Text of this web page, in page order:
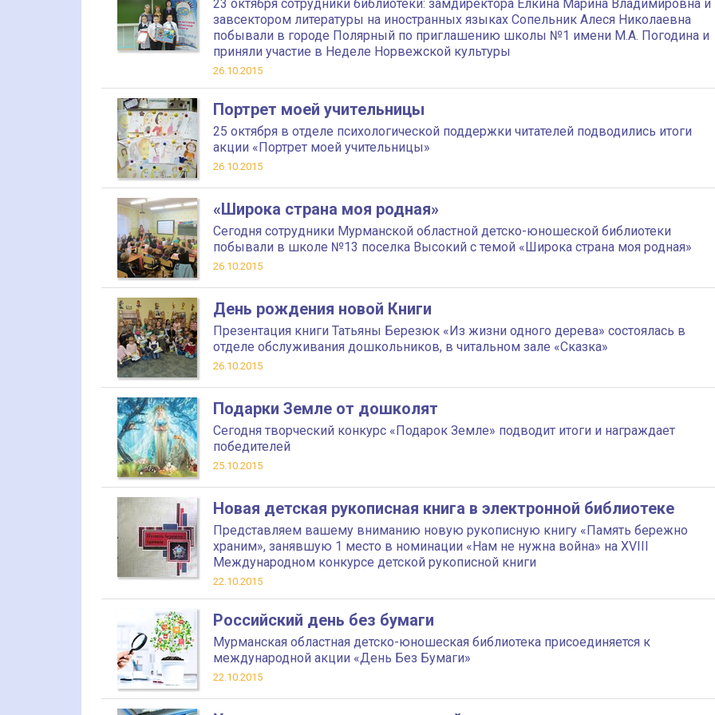
23 октября сотрудники библиотеки: замдиректора Елкина Марина Владимировна и
завсектором литературы на иностранных языках Сопельник Алеся Николаевна
побывали в городе Полярный по приглашению школы №1 имени М.А. Погодина и
приняли участие в Неделе Норвежской культуры
26.10.2015
Портрет моей учительницы
25 октября в отделе психологической поддержки читателей подводились итоги
акции «Портрет моей учительницы»
26.10.2015
«Широка страна моя родная»
Сегодня сотрудники Мурманской областной детско-юношеской библиотеки
побывали в школе №13 поселка Высокий с темой «Широка страна моя родная»
26.10.2015
День рождения новой Книги
Презентация книги Татьяны Березюк «Из жизни одного дерева» состоялась в
отделе обслуживания дошкольников, в читальном зале «Сказка»
26.10.2015
Подарки Земле от дошколят
Сегодня творческий конкурс «Подарок Земле» подводит итоги и награждает
победителей
25.10.2015
Новая детская рукописная книга в электронной библиотеке
Представляем вашему вниманию новую рукописную книгу «Память бережно
храним», занявшую 1 место в номинации «Нам не нужна война» на ХVIII
Международном конкурсе детской рукописной книги
22.10.2015
Российский день без бумаги
Мурманская областная детско-юношеская библиотека присоединяется к
международной акции «День Без Бумаги»
22.10.2015